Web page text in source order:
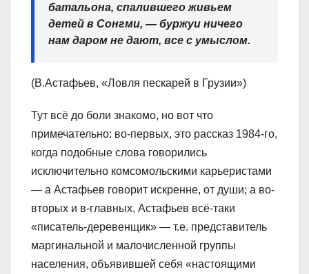
батальона, спалившего живьем
детей в Сонгми, — буржуи ничего
нам даром не дают, все с умыслом.
(В.Астафьев, «Ловля пескарей в Грузии»)
Тут всё до боли знакомо, но вот что
примечательно: во-первых, это рассказ 1984-го,
когда подобные слова говорились
исключительно комсомольскими карьеристами
— а Астафьев говорит искренне, от души; а во-
вторых и в-главных, Астафьев всё-таки
«писатель-деревенщик» — т.е. представитель
маргинальной и малочисленной группы
населения, объявившей себя «настоящими